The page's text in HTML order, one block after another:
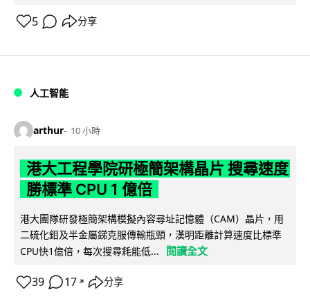
5 分享
人工智能
arthur 10 小時
港大工程學院研極簡架構晶片 搜尋速度
勝標準 CPU 1 億倍
港大團隊研發極簡架構模擬內容尋址記憶體（CAM）晶片，用
二硫化鉬及半金屬銻克服傳輸瓶頸，漢明距離計算速度比標準
CPU快1億倍，每次搜尋耗能低...
閱讀全文
39 17 ↗ 分享